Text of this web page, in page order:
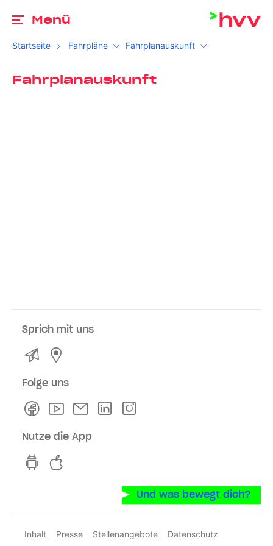
Menü
Startseite Fahrpläne Fahrplanauskunft
Fahrplanauskunft
Sprich mit uns
Kontakt
Folge uns
FacebookYoutubeNewsletterLinkedln
Nutze die App
hvv switch App auf GooglePlay
Und was bewegt dich?
Inhalt Presse Stellenangebote
Datenschutz